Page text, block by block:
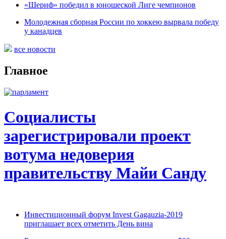
«Шериф» победил в юношеской Лиге чемпионов
Молодежная сборная России по хоккею вырвала победу
у канадцев
все новости
Главное
Социалисты
зарегистрировали проект
вотума недоверия
правительству Майи Санду
Инвестиционный форум Invest Gagauzia-2019
приглашает всех отметить День вина